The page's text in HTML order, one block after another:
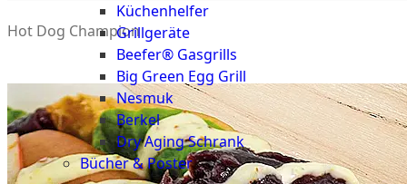
Küchenhelfer
Grillgeräte
Beefer® Gasgrills
Big Green Egg Grill
Nesmuk
Berkel
Dry Aging Schrank
Bücher & Poster
Hot Dog Champion